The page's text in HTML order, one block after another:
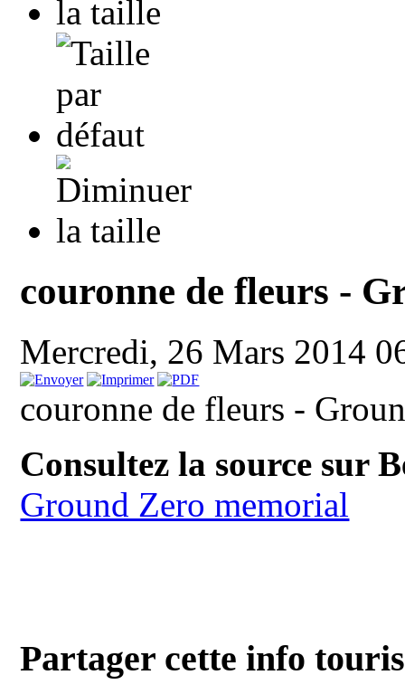
couronne de fleurs -
Mercredi, 26 Mars 2014
couronne de fleurs -
Consultez la source sur
Ground Zero memorial
Partager cette info